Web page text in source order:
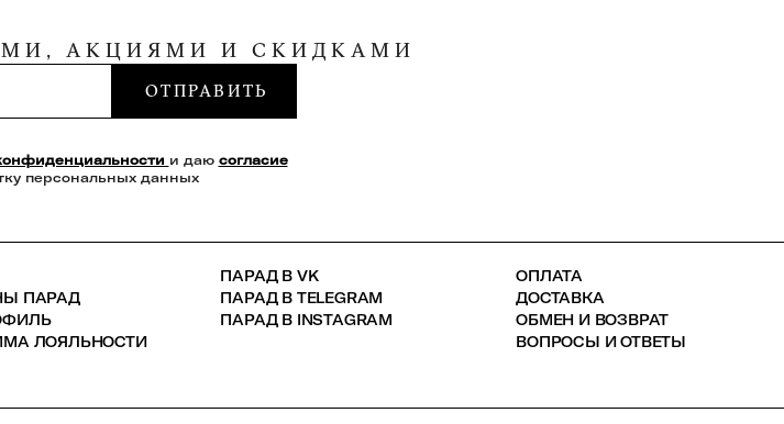
АКЦИЯМИ И СКИДКАМИ
ОТПРАВИТЬ
и даю согласие
персональных данных
ПАРАД
ЛОЯЛЬНОСТИ
ПАРАД В VK
ПАРАД В TELEGRAM
ПАРАД В INSTAGRAM
ОПЛАТА
ДОСТАВКА
ОБМЕН И ВОЗВРАТ
ВОПРОСЫ И ОТВЕТЫ